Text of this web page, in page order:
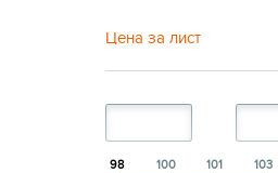
Staron
Tristone
Ultra Top
Цена за лист
98 100 101 103